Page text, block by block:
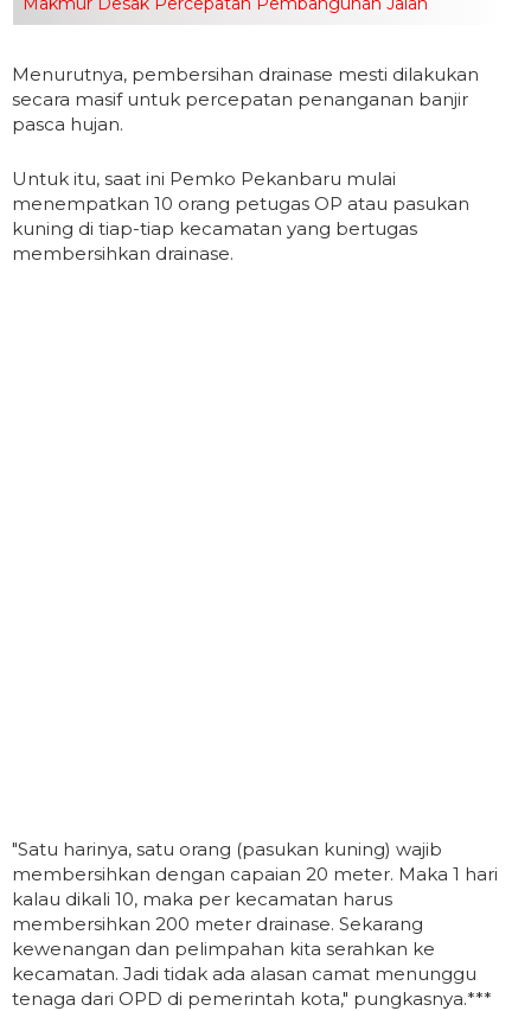
Menurutnya, pembersihan drainase mesti dilakukan
secara masif untuk percepatan penanganan banjir
pasca hujan.
Untuk itu, saat ini Pemko Pekanbaru mulai
menempatkan 10 orang petugas OP atau pasukan
kuning di tiap-tiap kecamatan yang bertugas
membersihkan drainase.
"Satu harinya, satu orang (pasukan kuning) wajib
membersihkan dengan capaian 20 meter. Maka 1 hari
kalau dikali 10, maka per kecamatan harus
membersihkan 200 meter drainase. Sekarang
kewenangan dan pelimpahan kita serahkan ke
kecamatan. Jadi tidak ada alasan camat menunggu
tenaga dari OPD di pemerintah kota," pungkasnya.***